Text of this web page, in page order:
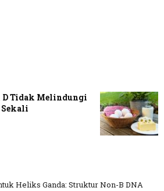
Tidak Melindungi
Heliks Ganda: Struktur Non-B DNA